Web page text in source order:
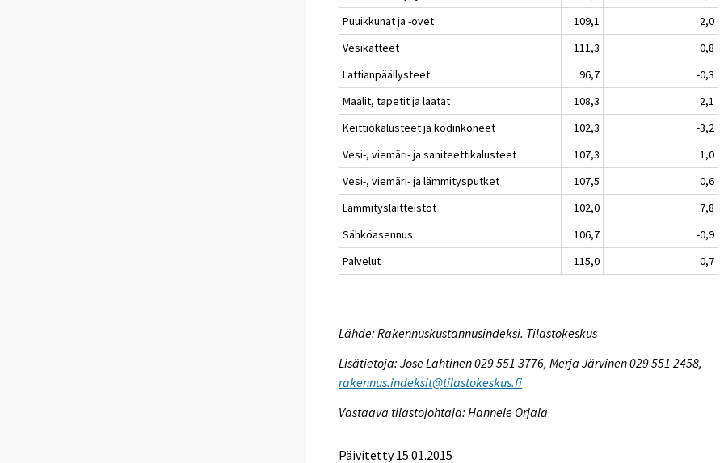
Puuikkunat ja -ovet
109,1
2,0
Vesikatteet
111,3
0,8
Lattianpäällysteet
96,7
-0,3
Maalit, tapetit ja laatat
108,3
2,1
Keittiökalusteet ja kodinkoneet
102,3
-3,2
Vesi-, viemäri- ja saniteettikalusteet
107,3
1,0
Vesi-, viemäri- ja lämmitysputket
107,5
0,6
Lämmityslaitteistot
102,0
7,8
Sähköasennus
106,7
-0,9
Palvelut
115,0 0,7
Lähde: Rakennuskustannusindeksi. Tilastokeskus
Lisätietoja: Jose Lahtinen 029 551 3776, Merja Järvinen 029 551 2458,
rakennus.indeksit@tilastokeskus.fi
Vastaava tilastojohtaja: Hannele Orjala
Päivitetty 15.01.2015